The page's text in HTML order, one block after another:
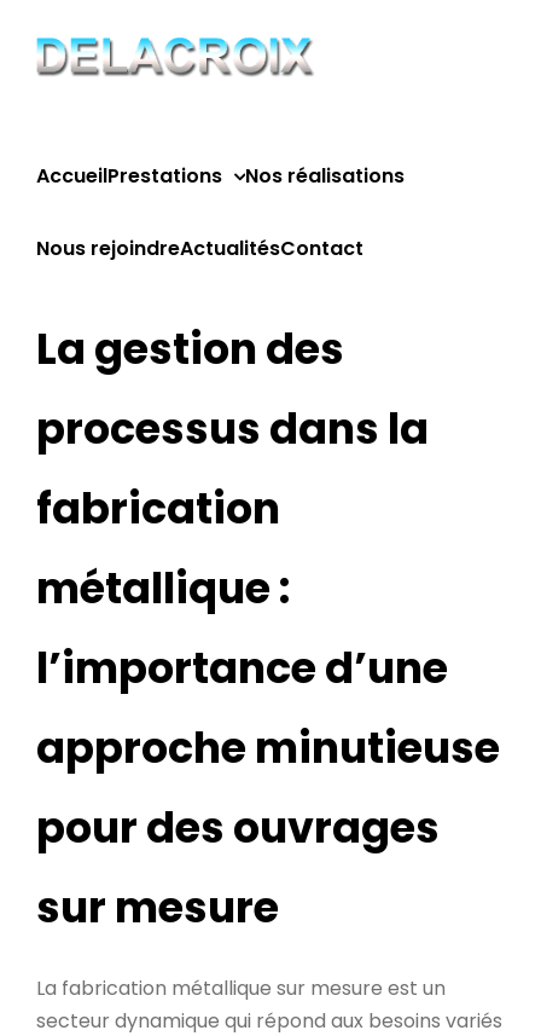
contenu
AccueilPrestations Nos réalisations
Nous rejoindreActualitésContact
La gestion des
processus dans la
fabrication
métallique :
l’importance d’une
approche minutieuse
pour des ouvrages
sur mesure
La fabrication métallique sur mesure est un
secteur dynamique qui répond aux besoins variés